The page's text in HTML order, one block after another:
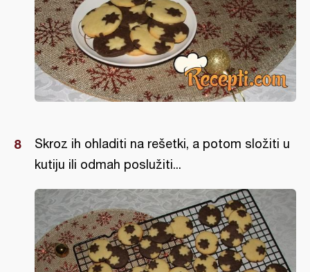
Skroz ih ohladiti na rešetki, a potom složiti u
kutiju ili odmah poslužiti...